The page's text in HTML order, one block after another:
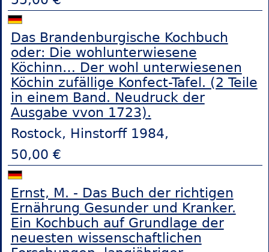
Das Brandenburgische Kochbuch
oder: Die wohlunterwiesene
Köchinn… Der wohl unterwiesenen
Köchin zufällige Konfect-Tafel. (2 Teile
in einem Band. Neudruck der
Ausgabe vvon 1723).
Rostock, Hinstorff 1984,
50,00 €
Ernst, M. - Das Buch der richtigen
Ernährung Gesunder und Kranker.
Ein Kochbuch auf Grundlage der
neuesten wissenschaftlichen